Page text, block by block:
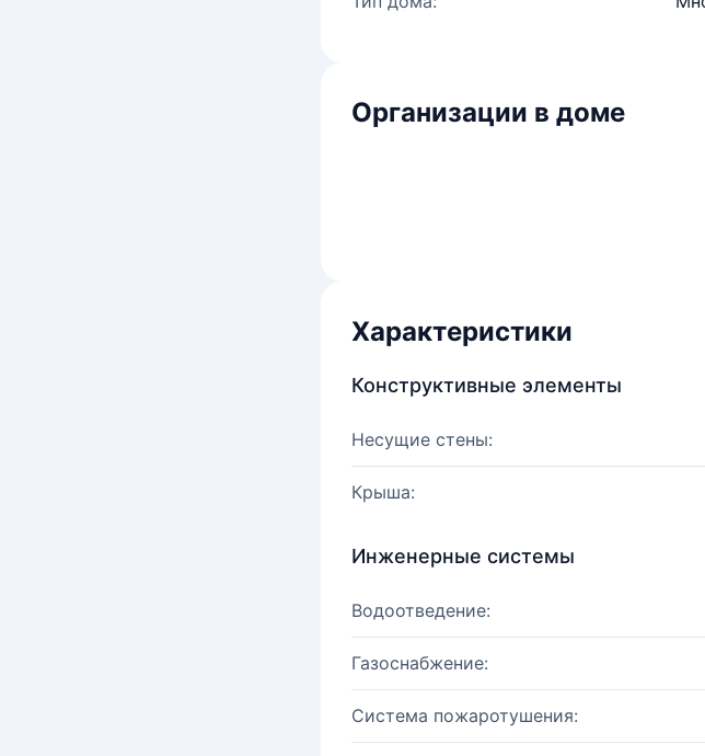
Организации в доме
Характеристики
Конструктивные элементы
Несущие стены:
Крыша:
Инженерные системы
Водоотведение:
Газоснабжение:
Система пожаротушения: